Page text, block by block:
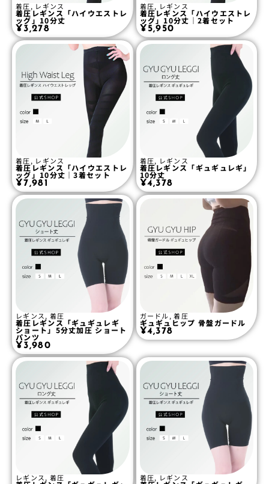
着圧, レギンス
着圧レギンス「ハイウエストレ
ッグ」10分丈
¥3,278
着圧, レギンス
着圧レギンス「ハイウエストレ
ッグ」10分丈｜2着セット
¥5,950
着圧, レギンス
着圧レギンス「ハイウエストレ
ッグ」10分丈｜3着セット
¥7,981
着圧, レギンス
着圧レギンス「ギュギュレギ」
10分丈
¥4,378
レギンス , 着圧
着圧レギンス「ギュギュレギ
ショート」5分丈加圧 ショート
パンツ
¥3,980
ガードル,着圧
ギュギュヒップ 骨盤ガードル
¥4,378
レギンス , 着圧 着圧, レギンス